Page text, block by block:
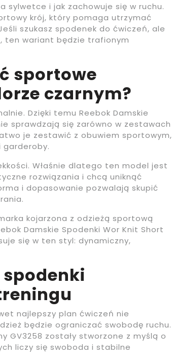
sylwetce i jak zachowuje się w ruchu.
krój, który pomaga utrzymać
szukasz spodenek do ćwiczeń, ale
ten wariant będzie trafionym
sportowe
czarnym?
Dzięki temu Reebok Damskie
sprawdzają się zarówno w zestawach
je zestawić z obuwiem sportowym,
garderoby.
Właśnie dlatego ten model jest
rozwiązania i chcą uniknąć
i dopasowanie pozwalają skupić
kojarzona z odzieżą sportową
Damskie Spodenki Wor Knit Short
się w ten styl: dynamiczny,
najlepszy plan ćwiczeń nie
będzie ograniczać swobodę ruchu.
GV3258 zostały stworzone z myślą o
liczy się swoboda i stabilne